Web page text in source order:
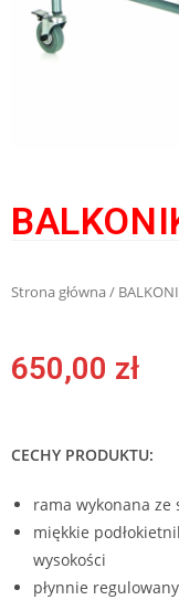
Strona główna/
650,00 zł
CECHY PRODUKTU:
rama wykonana ze
miękkie
wysokości
płynnie